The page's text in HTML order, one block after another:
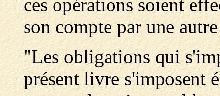
ces opérations soient
son compte par une
"Les obligations qui
présent livre s'imposent